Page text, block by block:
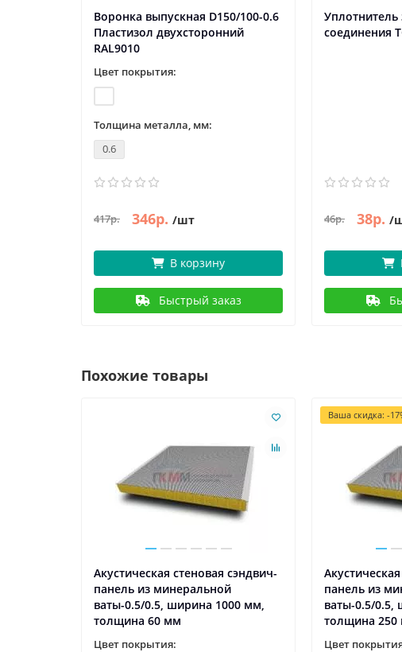
Воронка выпускная D150/100-0.6
Пластизол двухсторонний
RAL9010
Цвет покрытия:
Толщина металла, мм:
0.6
417р. 346р. /шт
В корзину
Быстрый заказ
Уплотнитель
соединения
46р. 38р. /
Похожие товары
Акустическая стеновая сэндвич-
панель из минеральной
ваты-0.5/0.5, ширина 1000 мм,
толщина 60 мм
Цвет покрытия:
Ваша скидка: -
панель из
ваты-0.5/0.5,
толщина 250
Цвет